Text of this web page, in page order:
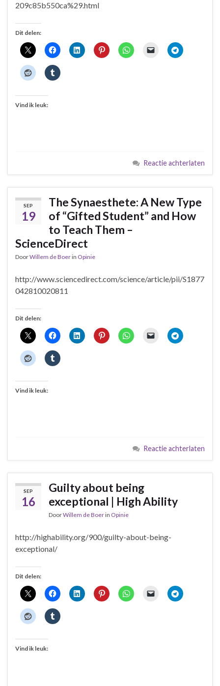
209c85b550ca%29.html
Dit delen:
Vind ik leuk:
Reactie achterlaten
SEP
19
The Synaesthete: A New Type
of “Gifted Student” and How
to Teach Them –
ScienceDirect
DoorWillem de Boerin Opinie
http://www.sciencedirect.com/science/article/pii/S1877
042810020811
Dit delen:
Vind ik leuk:
Reactie achterlaten
SEP
16
Guilty about being
exceptional | High Ability
DoorWillem de Boerin Opinie
http://highability.org/900/guilty-about-being-
exceptional/
Dit delen:
Vind ik leuk: